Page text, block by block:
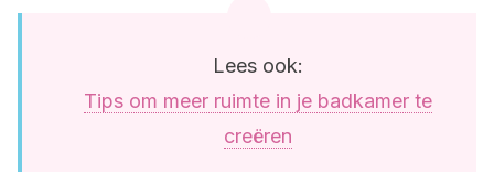
Lees ook:
Tips om meer ruimte in je badkamer te
creëren